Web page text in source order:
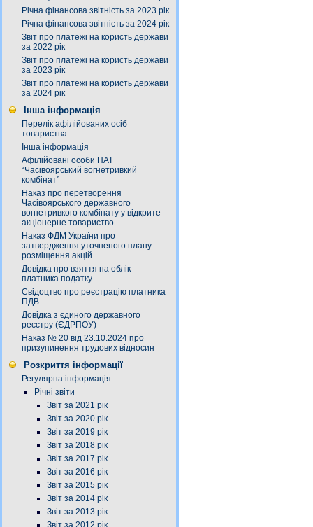
Річна фінансова звітність за 2023 рік
Річна фінансова звітність за 2024 рік
Звіт про платежі на користь держави
за 2022 рік
Звіт про платежі на користь держави
за 2023 рік
Звіт про платежі на користь держави
за 2024 рік
Інша інформація
Перелік афілійованих осіб
товариства
Інша інформація
Афілійовані особи ПАТ
“Часівоярський вогнетривкий
комбінат”
Наказ про перетворення
Часівоярського державного
вогнетривкого комбінату у відкрите
акціонерне товариство
Наказ ФДМ України про
затвердження уточненого плану
розміщення акцій
Довідка про взяття на облік
платника податку
Свідоцтво про реєстрацію платника
ПДВ
Довідка з єдиного державного
реєстру (ЄДРПОУ)
Наказ № 20 від 23.10.2024 про
призупинення трудових відносин
Розкриття інформації
Регулярна інформація
Річні звіти
Звіт за 2021 рік
Звіт за 2020 рік
Звіт за 2019 рік
Звіт за 2018 рік
Звіт за 2017 рік
Звіт за 2016 рік
Звіт за 2015 рік
Звіт за 2014 рік
Звіт за 2013 рік
Звіт за 2012 рік